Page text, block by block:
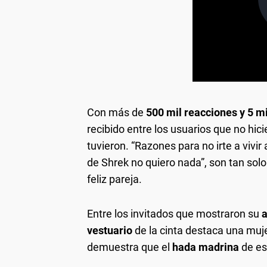
Con más de 500 mil reacciones y 5
recibido entre los usuarios que no
tuvieron. “Razones para no irte a vivir
de Shrek no quiero nada”, son tan
feliz pareja.
Entre los invitados que mostraron su
vestuariode la cinta destaca una
demuestra que el hada madrina de